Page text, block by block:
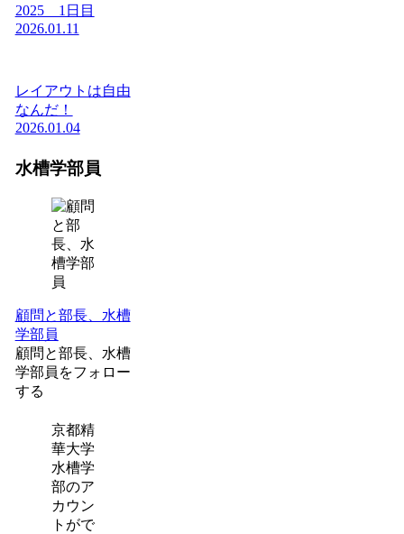
2025 1日目
2026.01.11
レイアウトは自由
なんだ！
2026.01.04
水槽学部員
顧問と部長、水槽
学部員
顧問と部長、水槽
学部員をフォロー
する
京都精
華大学
水槽学
部のア
カウン
トがで